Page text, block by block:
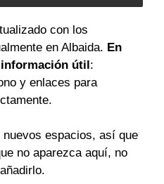
con los
en Albaida. En
útil:
y enlaces para
espacios, así que
no aparezca aquí, no